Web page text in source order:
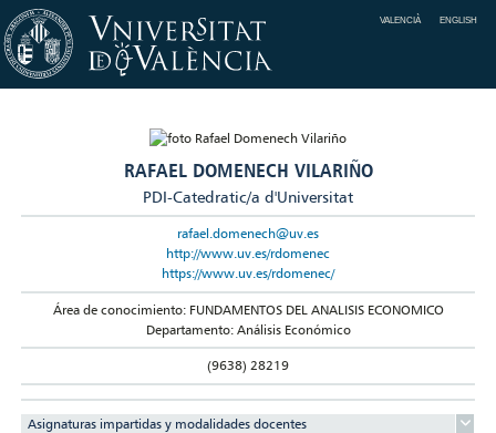
VALENCIÀ ENGLISH
RAFAEL DOMENECH VILARIÑO
PDI-Catedratic/a d'Universitat
rafael.domenech@uv.es
http://www.uv.es/rdomenec
https://www.uv.es/rdomenec/
Área de conocimiento: FUNDAMENTOS DEL ANALISIS ECONOMICO
Departamento: Análisis Económico
(9638) 28219
Asignaturas impartidas y modalidades docentes